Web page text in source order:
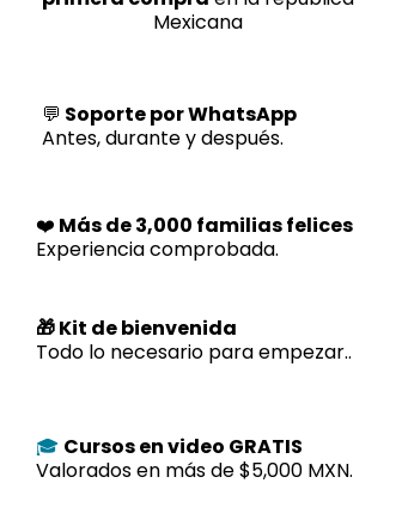
Mexicana
💬 Soporte por WhatsApp
Antes, durante y después.
❤️ Más de 3,000 familias felices
Experiencia comprobada.
🎁 Kit de bienvenida
Todo lo necesario para empezar..
🎓 Cursos en video GRATIS
Valorados en más de $5,000 MXN.